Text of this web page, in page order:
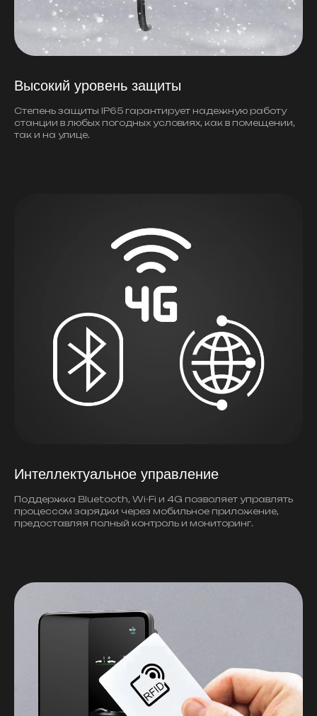
Высокий уровень защиты
Степень защиты IP65 гарантирует надежную работу
станции в любых погодных условиях, как в помещении,
так и на улице.
Интеллектуальное управление
Поддержка Bluetooth, Wi-Fi и 4G позволяет управлять
процессом зарядки через мобильное приложение,
предоставляя полный контроль и мониторинг.